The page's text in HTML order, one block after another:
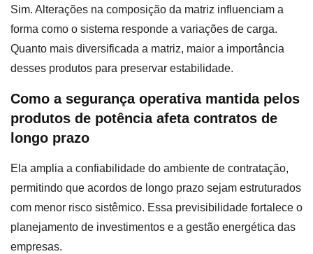
Sim. Alterações na composição da matriz influenciam a
forma como o sistema responde a variações de carga.
Quanto mais diversificada a matriz, maior a importância
desses produtos para preservar estabilidade.
Como a segurança operativa mantida pelos
produtos de potência afeta contratos de
longo prazo
Ela amplia a confiabilidade do ambiente de contratação,
permitindo que acordos de longo prazo sejam estruturados
com menor risco sistêmico. Essa previsibilidade fortalece o
planejamento de investimentos e a gestão energética das
empresas.